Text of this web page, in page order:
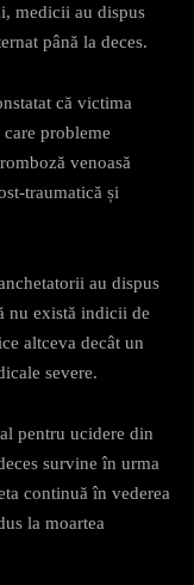
medicii au dispus
până la deces.
că victima
probleme
venoasă
traumatică și
au dispus
nu există indicii de
altceva decât un
severe.
pentru ucidere din
survine în urma
continuă în vederea
la moartea